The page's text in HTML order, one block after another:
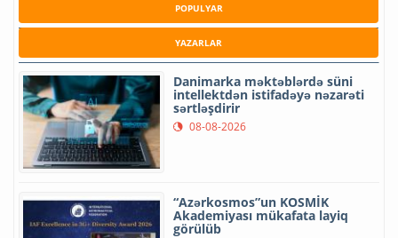
POPULYAR
YAZARLAR
Danimarka məktəblərdə süni
intellektdən istifadəyə nəzarəti
sərtləşdirir
08-08-2026
“Azərkosmos”un KOSMİK
Akademiyası mükafata layiq
görülüb